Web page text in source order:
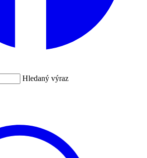
Hledaný výraz